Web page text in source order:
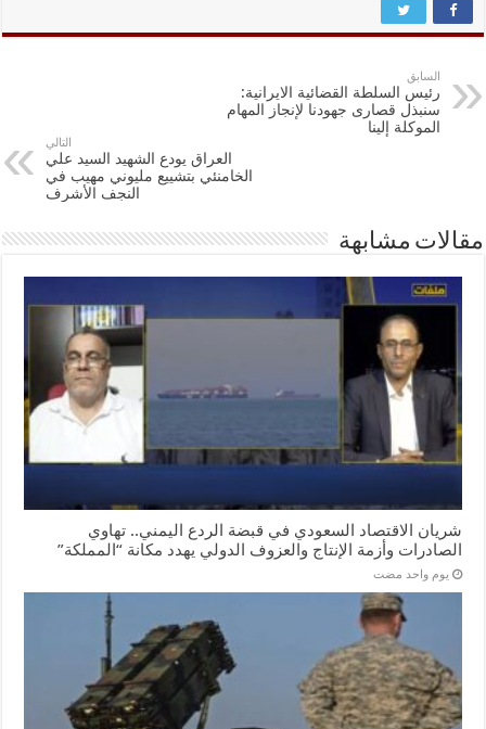
السابق
رئيس السلطة القضائية الايرانية:
سنبذل قصارى جهودنا لإنجاز المهام
الموكلة إلينا
التالي
العراق يودع الشهيد السيد علي
الخامنئي بتشييع مليوني مهيب في
النجف الأشرف
مقالات مشابهة
شريان الاقتصاد السعودي في قبضة الردع اليمني.. تهاوي
الصادرات وأزمة الإنتاج والعزوف الدولي يهدد مكانة “المملكة”
‏يوم واحد مضت